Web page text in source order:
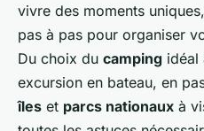
vivre des moments
pas à pas pour organiser
Du choix du camping idéal
excursion en bateau, en
îles et parcs nationaux à